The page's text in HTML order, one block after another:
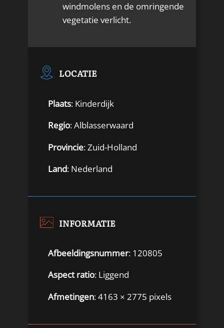
windmolens en de omringende
vegetatie verlicht.
LOCATIE
Plaats: Kinderdijk
Regio: Alblasserwaard
Provincie: Zuid-Holland
Land: Nederland
INFORMATIE
Afbeeldingsnummer: 120805
Aspect ratio: Liggend
Afmetingen: 4163 × 2775 pixels